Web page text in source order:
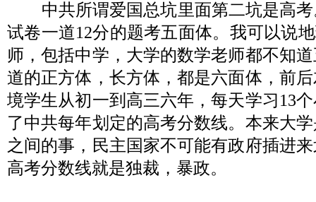
中共所谓爱国总坑里面第二坑是高
试卷一道12分的题考五面体。我可以说
师，包括中学，大学的数学老师都不知
道的正方体，长方体，都是六面体，前
境学生从初一到高三六年，每天学习13
了中共每年划定的高考分数线。本来大
之间的事，民主国家不可能有政府插进
高考分数线就是独裁，暴政。